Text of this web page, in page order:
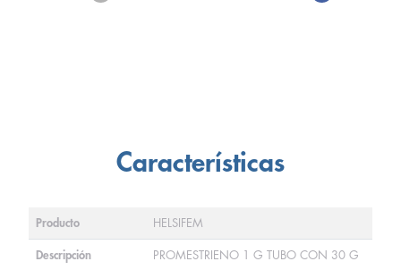
Características
Producto HELSIFEM
Descripción PROMESTRIENO 1 G TUBO CON 30 G